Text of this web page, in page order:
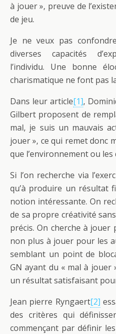
à jouer », preuve de
de jeu.
Je ne veux pas
diverses capacités
l’individu. Une bonne
charismatique ne font pas
Dans leur article[1],
Gilbert proposent de
mal, je suis un mauvais
jouer », ce qui remet donc
que l’environnement ou
Si l’on recherche via
qu’à produire un résultat
notion intéressante. On
de sa propre créativité
précis. On cherche à
non plus à jouer pour les
semblant un point de
GN ayant du « mal à jouer
un résultat satisfaisant
Jean pierre Ryngaert[2]
des critères qui
commençant par définir